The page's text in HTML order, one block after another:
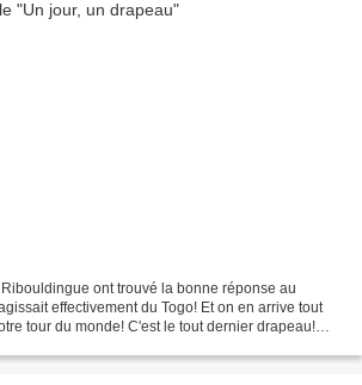
ont trouvé la bonne réponse au
effectivement du Togo! Et on en arrive tout
tour du monde! C'est le tout dernier drapeau!